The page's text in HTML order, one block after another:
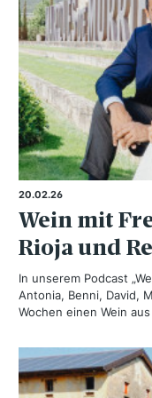
20.02.26
Wein mit
Rioja und
In unserem Podcast
Antonia, Benni, David,
Wochen einen Wein